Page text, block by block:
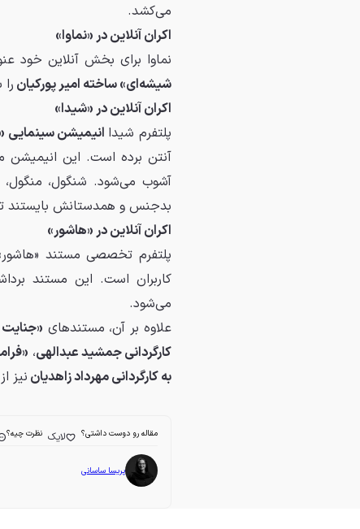
می‌کشد.
اکران آنلاین در «نماوا»
نماوا برای بخش آنلاین خود
شیشه‌ای» ساخته امیر پورکیان
اکران آنلاین در «شیدا»
پلتفرم شیدا انیمیشن سینمایی
آنتن برده است. این انیمیشن
آشوب می‌شود. شنگول، منگول،
بدجنس و همدستانش بایستند تا
اکران آنلاین در «هاشور»
پلتفرم تخصصی مستند
کاربران است. این مستند
می‌شود.
علاوه بر آن، مستندهای «جنایت
کارگردانی جمشید عبدالهی،
به کارگردانی مهرداد زاهدیان نیز
مقاله رو دوست داشتی؟ لایک نظرت چیه؟
پریسا ساسانی